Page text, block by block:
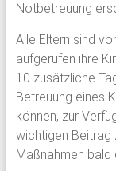
Notbetreuung
Alle Eltern sind
aufgerufen ihre
10 zusätzliche
Betreuung eines
können, zur
wichtigen Beitrag
Maßnahmen bald